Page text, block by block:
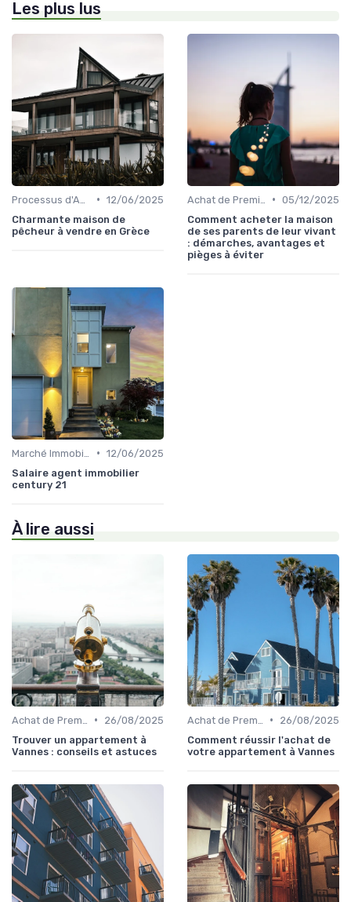
Les plus lus
• 12/06/2025
Charmante maison de
pêcheur à vendre en Grèce
• 05/12/2025
Comment acheter la maison
de ses parents de leur vivant
: démarches, avantages et
pièges à éviter
• 12/06/2025
Salaire agent immobilier
century 21
À lire aussi
•
26/08/2025
Trouver un appartement à
Vannes : conseils et astuces
•
26/08/2025
Comment réussir l'achat de
votre appartement à Vannes